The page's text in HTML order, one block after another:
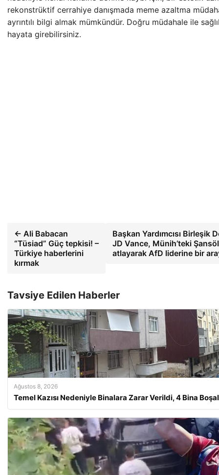
rekonstrüktif cerrahiye danışmada meme azaltma
ayrıntılı bilgi almak mümkündür. Doğru müdahale ile
hayata girebilirsiniz.
← Ali Babacan
“Tüsiad” Güç tepkisi! –
Türkiye haberlerini
kırmak
Başkan Yardımcısı Birleşik
JD Vance, Münih’teki
atlayarak AfD liderine bir
Tavsiye Edilen Haberler
Ağustos 8, 2026
Temel Kazısı Nedeniyle Binalara Zarar Verildi, 4 Bina